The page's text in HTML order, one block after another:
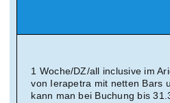
1 Woche/DZ/all inclusive im
von Ierapetra mit netten Bars
kann man bei Buchung bis